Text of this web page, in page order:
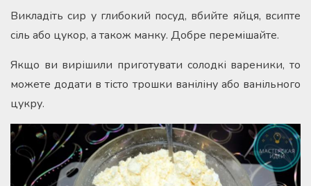
Викладіть сир у глибокий посуд, вбийте яйця, всипте
сіль або цукор, а також манку. Добре перемішайте.
Якщо ви вирішили приготувати солодкі вареники, то
можете додати в тісто трошки ваніліну або ванільного
цукру.